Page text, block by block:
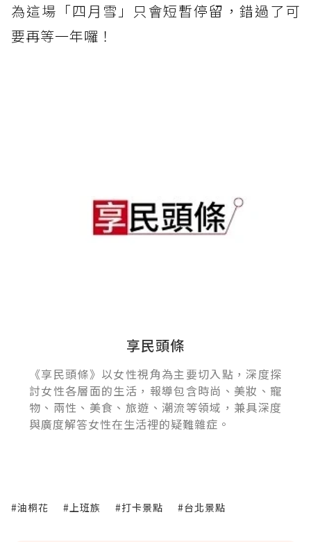
為這場「四月雪」只會短暫停留，錯過了可
要再等一年囉！
享民頭條
《享民頭條》以女性視角為主要切入點，深度探
討女性各層面的生活，報導包含時尚、美妝、寵
物、兩性、美食、旅遊、潮流等領域，兼具深度
與廣度解答女性在生活裡的疑難雜症。
#油桐花 #上班族 #打卡景點 #台北景點